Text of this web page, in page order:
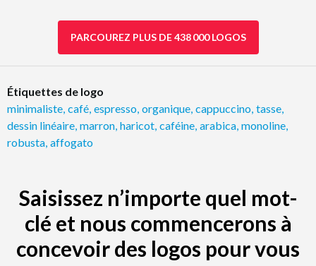
PARCOUREZ PLUS DE 438 000 LOGOS
Étiquettes de logo
minimaliste café espresso organique cappuccino tasse
dessin linéaire marron haricot caféine arabica monoline
robusta affogato
Saisissez n’importe quel mot-
clé et nous commencerons à
concevoir des logos pour vous